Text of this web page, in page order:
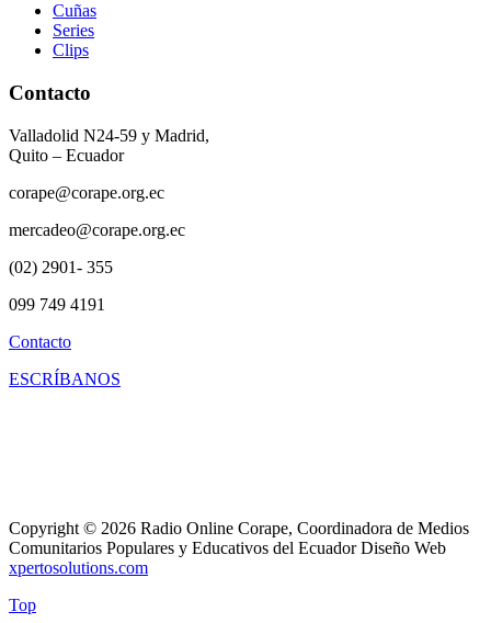
Cuñas
Series
Clips
Contacto
Valladolid N24-59 y Madrid,
Quito – Ecuador
corape@corape.org.ec
mercadeo@corape.org.ec
(02) 2901- 355
099 749 4191
Contacto
ESCRÍBANOS
Copyright © 2026 Radio Online Corape, Coordinadora de Medios
Comunitarios Populares y Educativos del Ecuador Diseño Web
xpertosolutions.com
Top